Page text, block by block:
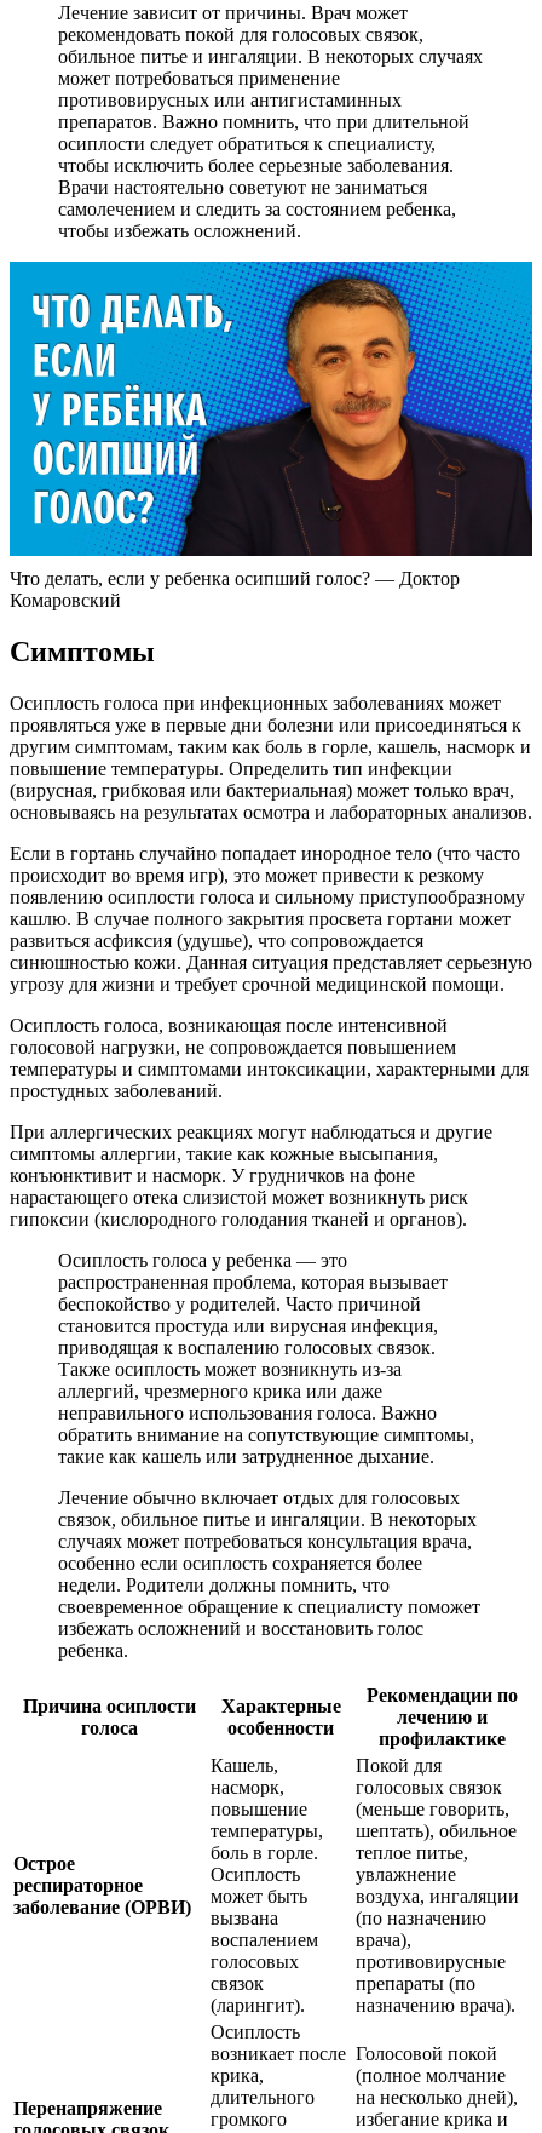
Лечение зависит от причины. Врач может
рекомендовать покой для голосовых связок,
обильное питье и ингаляции. В некоторых случаях
может потребоваться применение
противовирусных или антигистаминных
препаратов. Важно помнить, что при длительной
осиплости следует обратиться к специалисту,
чтобы исключить более серьезные заболевания.
Врачи настоятельно советуют не заниматься
самолечением и следить за состоянием ребенка,
чтобы избежать осложнений.
Что делать, если у ребенка осипший голос? — Доктор
Комаровский
Симптомы
Осиплость голоса при инфекционных заболеваниях может
проявляться уже в первые дни болезни или присоединяться к
другим симптомам, таким как боль в горле, кашель, насморк и
повышение температуры. Определить тип инфекции
(вирусная, грибковая или бактериальная) может только врач,
основываясь на результатах осмотра и лабораторных анализов.
Если в гортань случайно попадает инородное тело (что часто
происходит во время игр), это может привести к резкому
появлению осиплости голоса и сильному приступообразному
кашлю. В случае полного закрытия просвета гортани может
развиться асфиксия (удушье), что сопровождается
синюшностью кожи. Данная ситуация представляет серьезную
угрозу для жизни и требует срочной медицинской помощи.
Осиплость голоса, возникающая после интенсивной
голосовой нагрузки, не сопровождается повышением
температуры и симптомами интоксикации, характерными для
простудных заболеваний.
При аллергических реакциях могут наблюдаться и другие
симптомы аллергии, такие как кожные высыпания,
конъюнктивит и насморк. У грудничков на фоне
нарастающего отека слизистой может возникнуть риск
гипоксии (кислородного голодания тканей и органов).
Осиплость голоса у ребенка — это
распространенная проблема, которая вызывает
беспокойство у родителей. Часто причиной
становится простуда или вирусная инфекция,
приводящая к воспалению голосовых связок.
Также осиплость может возникнуть из-за
аллергий, чрезмерного крика или даже
неправильного использования голоса. Важно
обратить внимание на сопутствующие симптомы,
такие как кашель или затрудненное дыхание.
Лечение обычно включает отдых для голосовых
связок, обильное питье и ингаляции. В некоторых
случаях может потребоваться консультация врача,
особенно если осиплость сохраняется более
недели. Родители должны помнить, что
своевременное обращение к специалисту поможет
избежать осложнений и восстановить голос
ребенка.
Причина осиплости
голоса
Характерные
особенности
Рекомендации по
лечению и
профилактике
Острое
респираторное
заболевание (ОРВИ)
Кашель,
насморк,
повышение
температуры,
боль в горле.
Осиплость
может быть
вызвана
воспалением
голосовых
связок
(ларингит).
Покой для
голосовых связок
(меньше говорить,
шептать), обильное
теплое питье,
увлажнение
воздуха, ингаляции
(по назначению
врача),
противовирусные
препараты (по
назначению врача).
Перенапряжение
Осиплость
возникает после
крика,
длительного
громкого
Голосовой покой
(полное молчание
на несколько дней),
избегание крика и